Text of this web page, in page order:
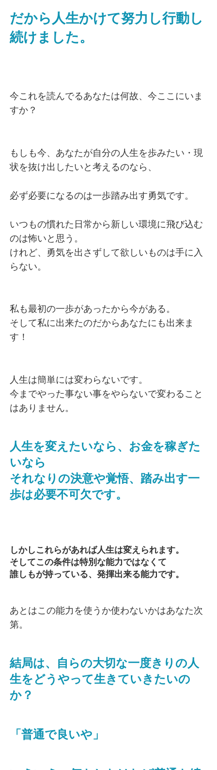
だから人生かけて努力し行動し
続けました。
今これを読んでるあなたは何故、今ここにいま
すか？
もしも今、あなたが自分の人生を歩みたい・現
状を抜け出したいと考えるのなら、
必ず必要になるのは一歩踏み出す勇気です。
いつもの慣れた日常から新しい環境に飛び込む
のは怖いと思う。
けれど、勇気を出さずして欲しいものは手に入
らない。
私も最初の一歩があったから今がある。
そして私に出来たのだからあなたにも出来ま
す！
人生は簡単には変わらないです。
今までやった事ない事をやらないで変わること
はありません。
人生を変えたいなら、お金を稼ぎた
いなら
それなりの決意や覚悟、踏み出す一
歩は必要不可欠です。
しかしこれらがあれば人生は変えられます。
そしてこの条件は特別な能力ではなくて
誰しもが持っている、発揮出来る能力です。
あとはこの能力を使うか使わないかはあなた次
第。
結局は、自らの大切な一度きりの人
生をどうやって生きていきたいの
か？
「普通で良いや」